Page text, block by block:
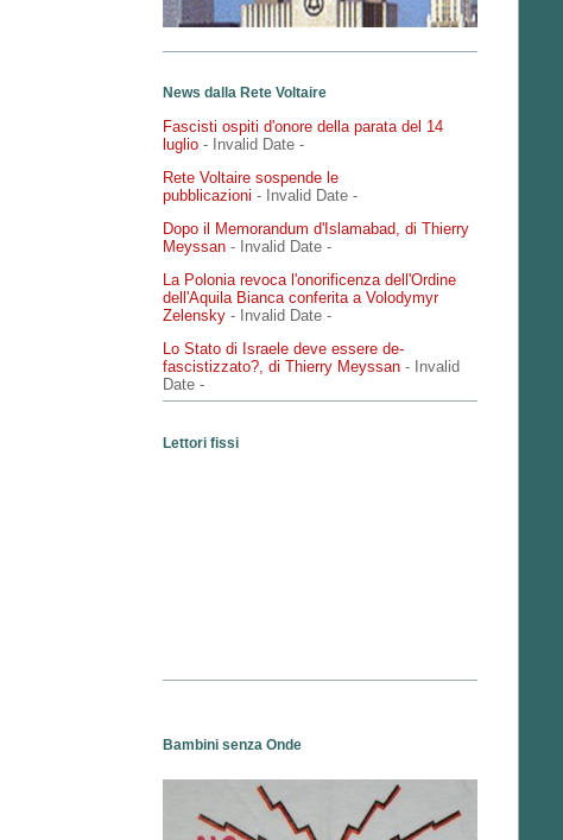
News dalla Rete Voltaire
Fascisti ospiti d'onore della parata del 14
luglio - Invalid Date -
Rete Voltaire sospende le
pubblicazioni - Invalid Date -
Dopo il Memorandum d'Islamabad, di Thierry
Meyssan - Invalid Date -
La Polonia revoca l'onorificenza dell'Ordine
dell'Aquila Bianca conferita a Volodymyr
Zelensky - Invalid Date -
Lo Stato di Israele deve essere de-
fascistizzato?, di Thierry Meyssan - Invalid
Date -
Lettori fissi
Bambini senza Onde